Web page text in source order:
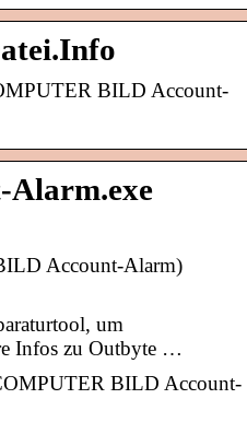
BILD Account-
Alarm.exe
Account-Alarm)
um
Infos zu Outbyte …
BILD Account-